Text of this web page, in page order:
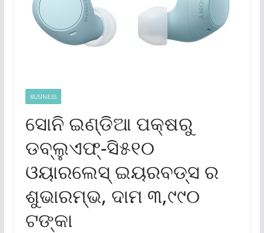
BUSINESS
ସୋନି ଇଣ୍ଡିଆ ପକ୍ଷରୁ
ଡବ୍ଲୁଏଫ୍‌-ସି୫୧୦
ଓୟାରଲେସ୍ ଇୟରବଡ୍ସ ର
ଶୁଭାରମ୍ଭ, ଦାମ ୩,୯୯୦
ଟଙ୍କା